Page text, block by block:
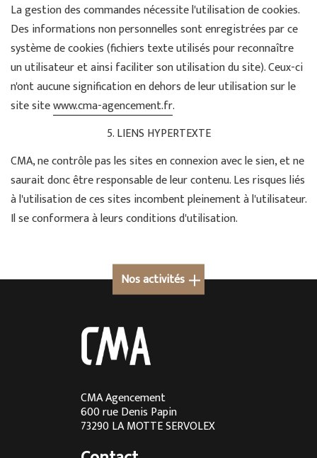
La gestion des commandes nécessite l'utilisation de cookies.
Des informations non personnelles sont enregistrées par ce
système de cookies (fichiers texte utilisés pour reconnaître
un utilisateur et ainsi faciliter son utilisation du site). Ceux-ci
n'ont aucune signification en dehors de leur utilisation sur le
site sitewww.cma-agencement.fr.
5. LIENS HYPERTEXTE
CMA, ne contrôle pas les sites en connexion avec le sien, et ne
saurait donc être responsable de leur contenu. Les risques liés
à l'utilisation de ces sites incombent pleinement à l'utilisateur.
Il se conformera à leurs conditions d'utilisation.
Nos activités
Cuisine sur mesure en Rhône-Alpes
Cuisine sur mesure à Lyon
Cuisine sur mesure à Aix-les-Bains
Cuisine sur mesure à Chambéry
CMA Agencement
600 rue Denis Papin
73290 LA MOTTE SERVOLEX